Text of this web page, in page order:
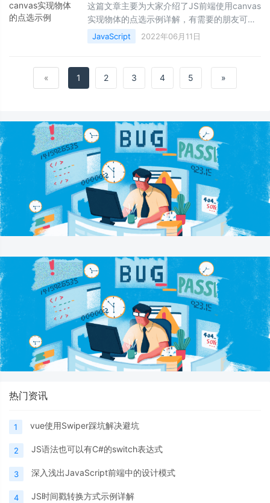
这篇文章主要为大家介绍了JS前端使用canvas
实现物体的点选示例详解，有需要的朋友可以
借鉴参考下，希望能够有所帮助，祝大家多多
进步，早日升职加薪
JavaScript 2022年06月11日
« 1 2 3 4 5 »
热门资讯
1 vue使用Swiper踩坑解决避坑
2 JS语法也可以有C#的switch表达式
3 深入浅出JavaScript前端中的设计模式
4 JS时间戳转换方式示例详解